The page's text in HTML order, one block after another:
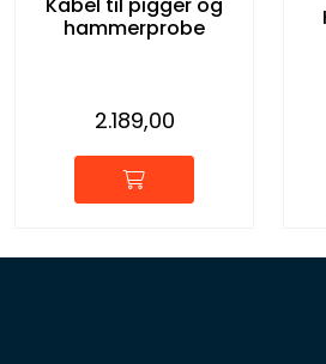
Kabel til pigger og
hammerprobe
2.189,00